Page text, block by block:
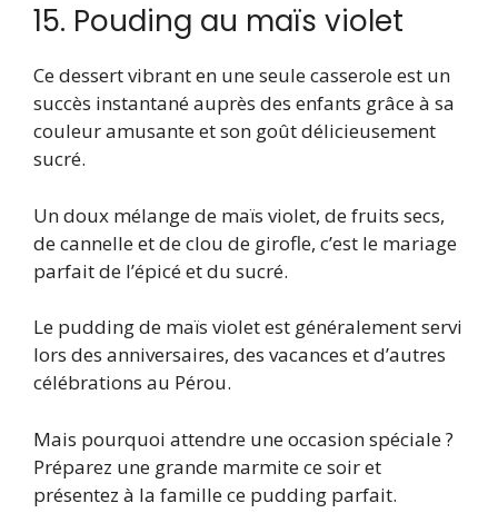
15. Pouding au maïs violet
Ce dessert vibrant en une seule casserole est un
succès instantané auprès des enfants grâce à sa
couleur amusante et son goût délicieusement
sucré.
Un doux mélange de maïs violet, de fruits secs,
de cannelle et de clou de girofle, c’est le mariage
parfait de l’épicé et du sucré.
Le pudding de maïs violet est généralement servi
lors des anniversaires, des vacances et d’autres
célébrations au Pérou.
Mais pourquoi attendre une occasion spéciale ?
Préparez une grande marmite ce soir et
présentez à la famille ce pudding parfait.